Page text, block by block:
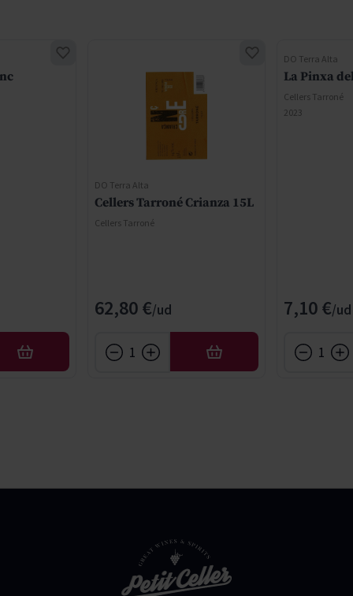
AÑADIR
DO Terra Alta
Cellers Tarroné Crianza 15L
Cellers Tarroné
62,80 €
AÑADIR
DO Terra Alta
La Pinxa
Cellers Tarroné
2023
7,10 €